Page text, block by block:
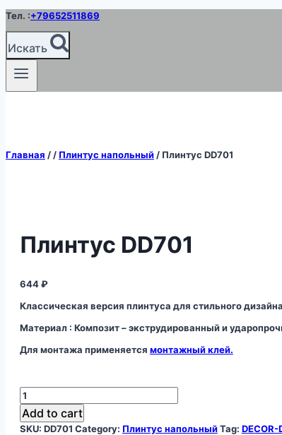
Перейти
содержимому
Тел. :+79652511869
Искать
Главная / / Плинтус напольный / Плинтус DD701
Плинтус DD701
644₽
Классическая версия плинтуса для стильного
Материал : Композит – экструдированный и
Для монтажа применяется монтажный клей.
Плинтус
DD701
quantity
Add to cart
SKU: DD701 Category: Плинтус напольныйTag: DECOR-